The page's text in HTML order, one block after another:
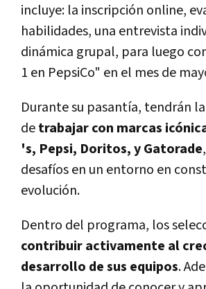
incluye: la inscripción online,
habilidades, una entrevista
dinámica grupal, para luego
1 en PepsiCo" en el mes de
Durante su pasantía, tendrán
detrabajar con marcas
's, Pepsi, Doritos, y Gatorade
desafíos en un entorno en
evolución.
Dentro del programa, los
contribuir activamente al
desarrollo de sus equipos.